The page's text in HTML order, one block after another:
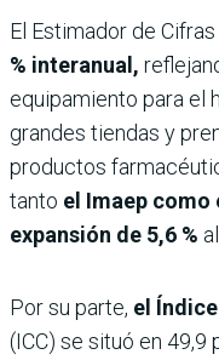
El Estimador de
% interanual,
equipamiento para el
grandes tiendas y
productos
tanto el Imaep como
expansión de 5,6 %
Por su parte, el
(ICC) se situó en